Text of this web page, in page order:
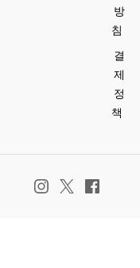
방
침
결
제
정
책